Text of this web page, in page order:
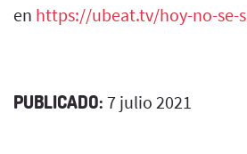
en https://ubeat.tv/hoy-no-se-
PUBLICADO: 7 julio 2021